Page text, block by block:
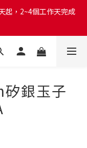
起，2~4個工作天完成
起，2~4個工作天完成
費
起，2~4個工作天完成
銀玉子